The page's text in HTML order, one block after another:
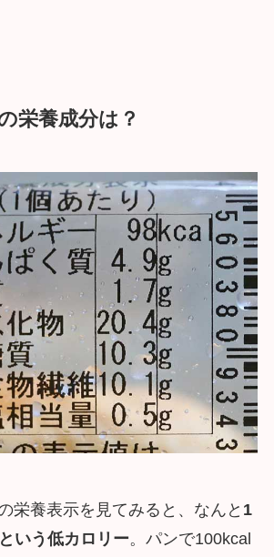
栄養成分は？
栄養表示を見てみると、なんと 1
いう低カロリー。パンで100kcal